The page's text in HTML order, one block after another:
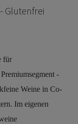
Glutenfrei
für
-
Weine in Co-
Im eigenen